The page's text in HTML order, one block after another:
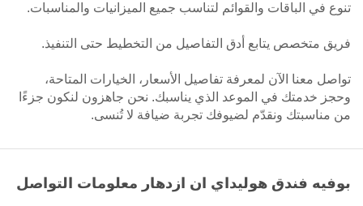
تنوع في الباقات والقوائم لتناسب جميع الميزانيات والمناسبات.
فريق متخصص يتابع أدق التفاصيل من التخطيط حتى التنفيذ.
تواصل معنا الآن لمعرفة تفاصيل الأسعار، الخيارات المتاحة،
وحجز خدمتك في الموعد الذي يناسبك. نحن جاهزون لنكون جزءًا
من مناسبتك ونقدّم لضيوفك تجربة ضيافة لا تُنسى.
بوفيه فندق هوليداي ان ازدهار معلومات التواصل